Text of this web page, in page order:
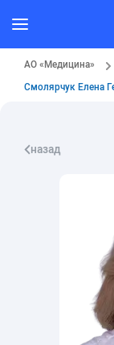
АО «Медицина»
Смолярчук Елена
назад